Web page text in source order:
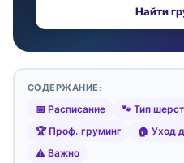
Найти
СОДЕРЖАНИЕ:
📅 Расписание 🐾 Тип
🏆 Проф. груминг
🏠 Уход
⚠️ Важно